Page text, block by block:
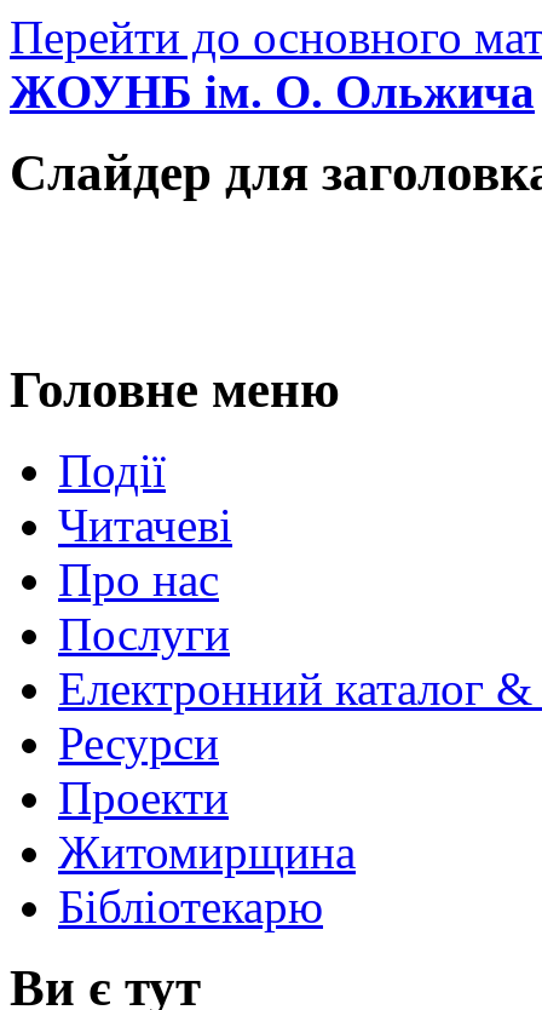
Перейти до основного
ЖОУНБ ім. О. Ольжича
Слайдер для
Головне меню
Події
Читачеві
Про нас
Послуги
Електронний каталог
Ресурси
Проекти
Житомирщина
Бібліотекарю
Ви є тут